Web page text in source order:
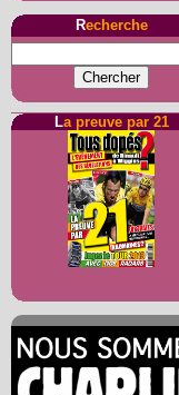
Recherche
La preuve par 21